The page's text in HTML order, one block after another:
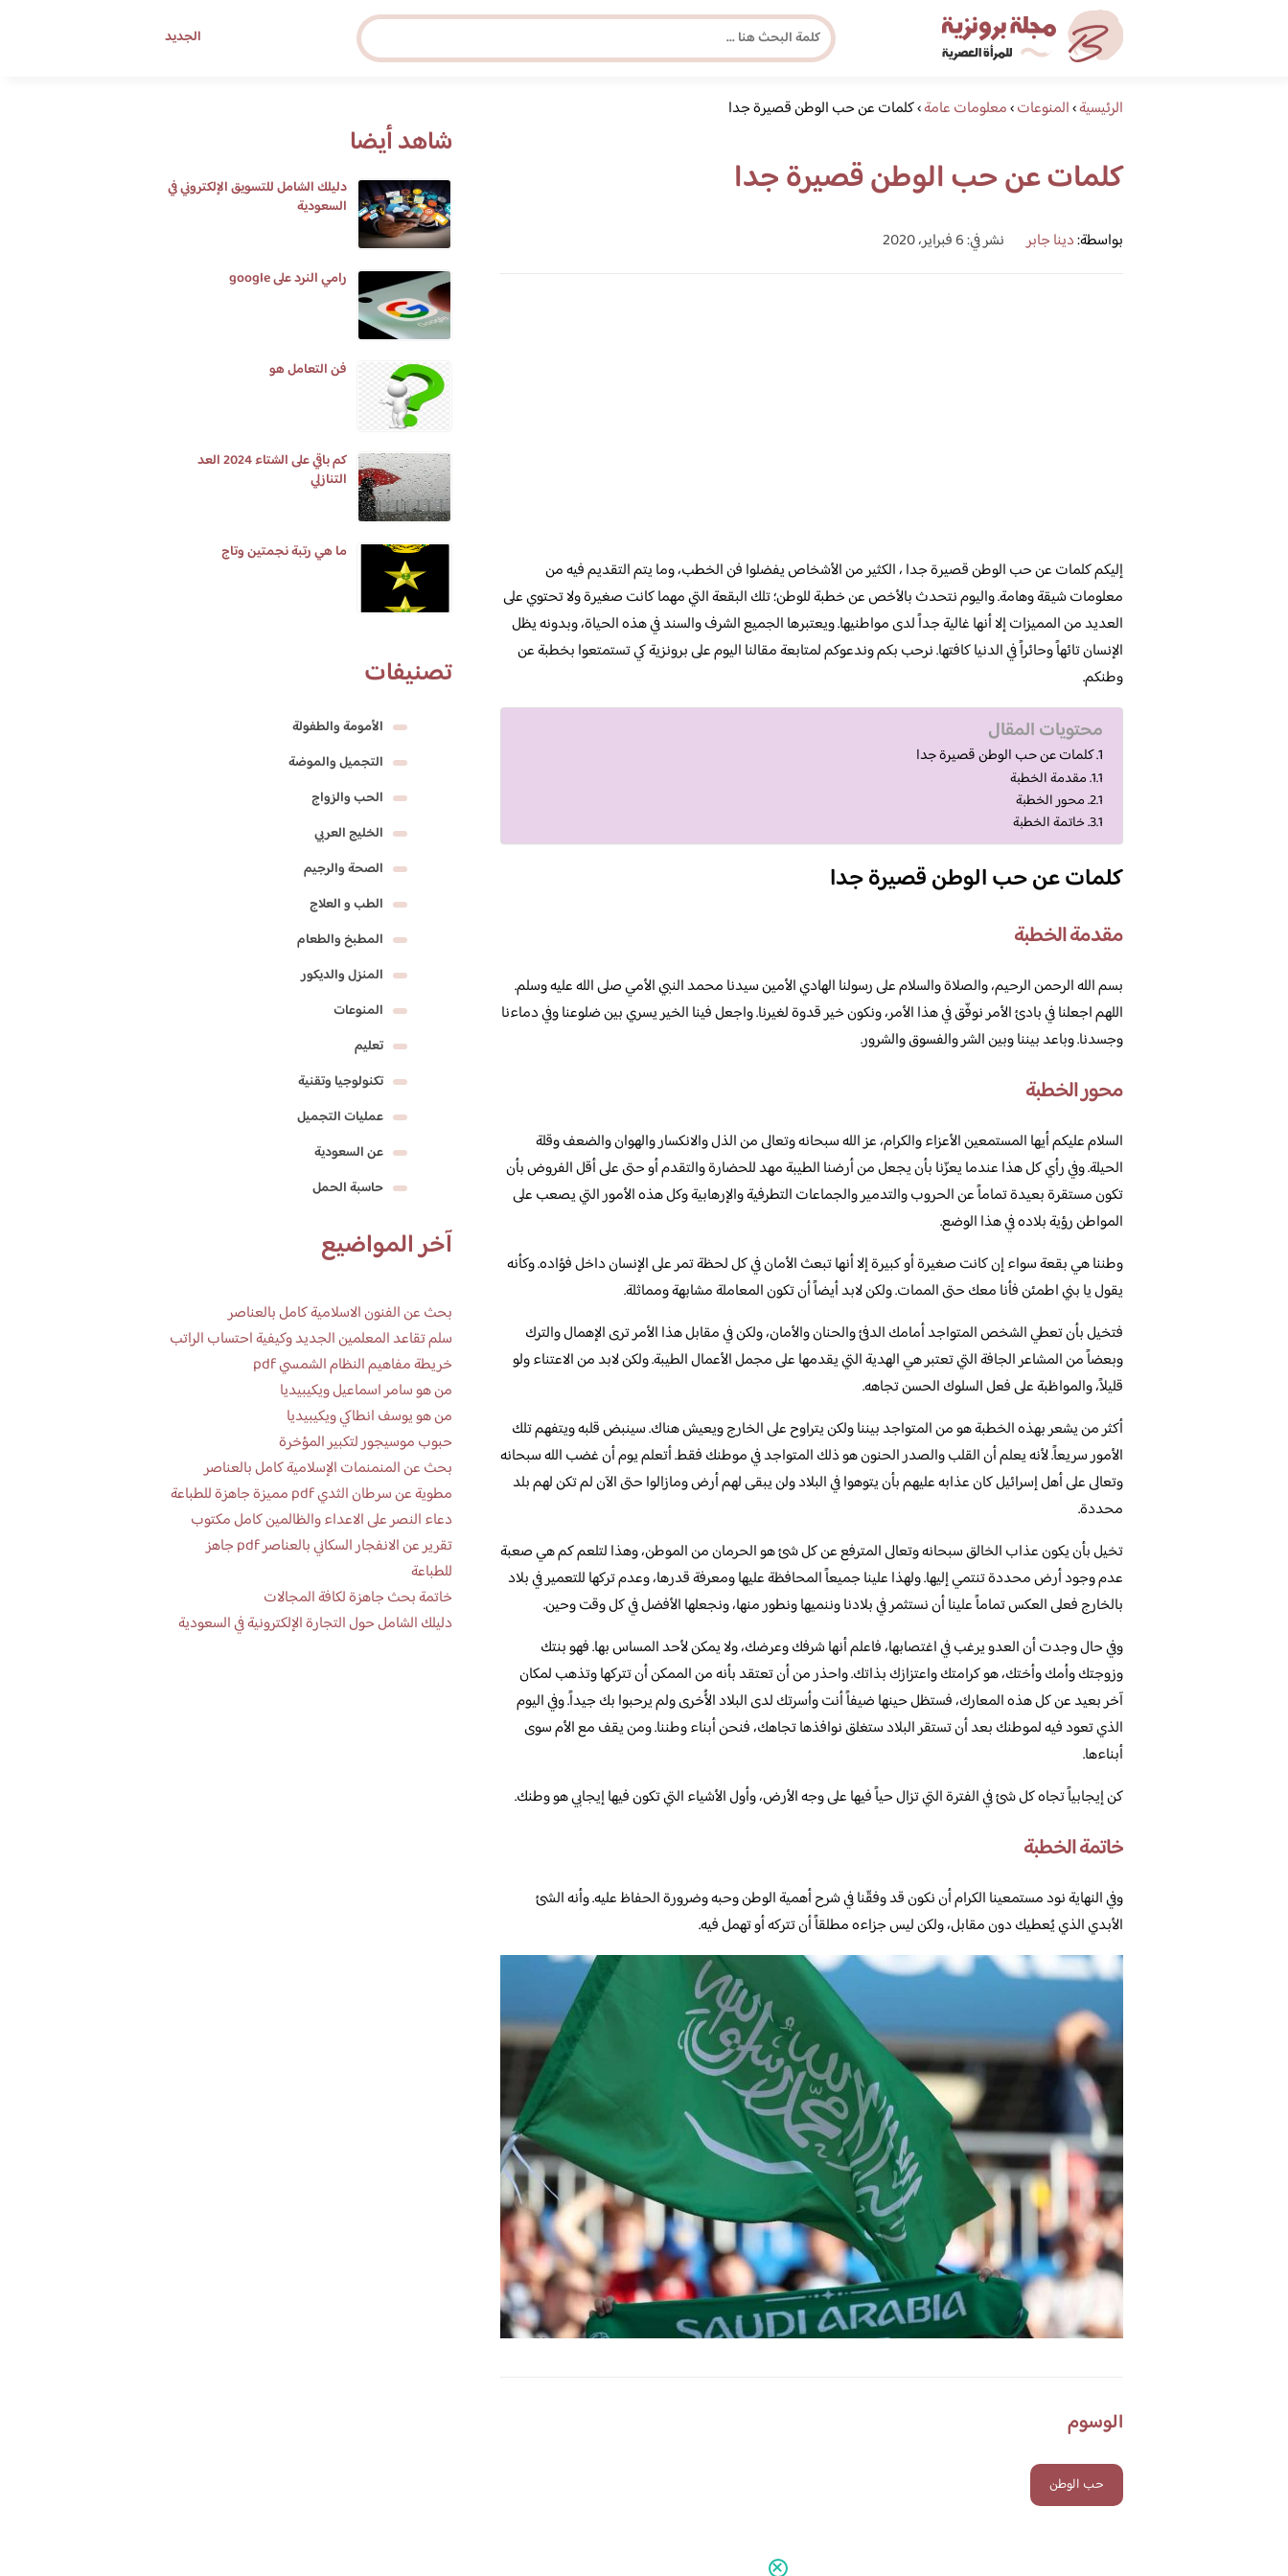
الجديد
مجلة برونزية للفتاة العصرية الرئيسية›المنوعات›معلومات عامة›كلمات عن حب الوطن قصيرة جدا
كلمات عن حب الوطن قصيرة جدا
بواسطة:دينا جابر نشر في: 6 فبراير، 2020
إليكم كلمات عن حب الوطن قصيرة جدا ، الكثير من الأشخاص يفضلوا فن الخطب، وما يتم التقديم فيه من
معلومات شيقة وهامة. واليوم نتحدث بالأخص عن خطبة للوطن؛ تلك البقعة التي مهما كانت صغيرة ولا تحتوي على
العديد من المميزات إلا أنها غالية جداً لدى مواطنيها. ويعتبرها الجميع الشرف والسند في هذه الحياة، وبدونه يظل
الإنسان تائهاً وحائراً في الدنيا كافتها. نرحب بكم وندعوكم لمتابعة مقالنا اليوم على برونزية كي تستمتعوا بخطبة عن
وطنكم.
محتويات المقال
كلمات عن حب الوطن قصيرة جدا
مقدمة الخطبة
محور الخطبة
خاتمة الخطبة
كلمات عن حب الوطن قصيرة جدا
مقدمة الخطبة
بسم الله الرحمن الرحيم، والصلاة والسلام على رسولنا الهادي الأمين سيدنا محمد النبي الأمي صلى الله عليه وسلم.
اللهم اجعلنا في بادئ الأمر نوفّق في هذا الأمر، ونكون خير قدوة لغيرنا. واجعل فينا الخير يسري بين ضلوعنا وفي دماءنا
وجسدنا. وباعد بيننا وبين الشر والفسوق والشرور.
محور الخطبة
السلام عليكم أيها المستمعين الأعزاء والكرام، عز الله سبحانه وتعالى من الذل والانكسار والهوان والضعف وقلة
الحيلة. وفي رأي كل هذا عندما يعزّنا بأن يجعل من أرضنا الطيبة مهد للحضارة والتقدم أو حتى على أقل الفروض بأن
تكون مستقرة بعيدة تماماً عن الحروب والتدمير والجماعات التطرفية والإرهابية وكل هذه الأمور التي يصعب على
المواطن رؤية بلاده في هذا الوضع.
وطننا هي بقعة سواء إن كانت صغيرة أو كبيرة إلا أنها تبعث الأمان في كل لحظة تمر على الإنسان داخل فؤاده. وكأنه
يقول يا بني اطمئن فأنا معك حتى الممات. ولكن لابد أيضاً أن تكون المعاملة مشابهة ومماثلة.
فتخيل بأن تعطي الشخص المتواجد أمامك الدفئ والحنان والأمان، ولكن في مقابل هذا الأمر ترى الإهمال والترك
وبعضاً من المشاعر الجافة التي تعتبر هي الهدية التي يقدمها على مجمل الأعمال الطيبة. ولكن لابد من الاعتناء ولو
قليلاً، والمواظبة على فعل السلوك الحسن تجاهه.
أكثر من يشعر بهذه الخطبة هو من المتواجد بيننا ولكن يتراوح على الخارج ويعيش هناك. سينبض قلبه ويتفهم تلك
الأمور سريعاً. لأنه يعلم أن القلب والصدر الحنون هو ذلك المتواجد في موطنك فقط. أتعلم يوم أن غضب الله سبحانه
وتعالى على أهل إسرائيل كان عذابه عليهم بأن يتوهوا في البلاد ولن يبقى لهم أرض ومازالوا حتى الآن لم تكن لهم بلد
محددة.
تخيل بأن يكون عذاب الخالق سبحانه وتعالى المترفع عن كل شئ هو الحرمان من الموطن، وهذا لتلعم كم هي صعبة
عدم وجود أرض محددة تنتمي إليها. ولهذا علينا جميعاً المحافظة عليها ومعرفة قدرها، وعدم تركها للتعمير في بلاد
بالخارج فعلى العكس تماماً علينا أن نستثمر في بلادنا وننميها ونطور منها، ونجعلها الأفضل في كل وقت وحين.
وفي حال وجدت أن العدو يرغب في اغتصابها، فاعلم أنها شرفك وعرضك، ولا يمكن لأحد المساس بها. فهو بنتك
وزوجتك وأمك وأختك، هو كرامتك واعتزازك بذاتك. واحذر من أن تعتقد بأنه من الممكن أن تتركها وتذهب لمكان
آخر بعيد عن كل هذه المعارك، فستظل حينها ضيفاً أنت وأسرتك لدى البلاد الأُخرى ولم يرحبوا بك جيداً. وفي اليوم
الذي تعود فيه لموطنك بعد أن تستقر البلاد ستغلق نوافذها تجاهك، فنحن أبناء وطننا. ومن يقف مع الأم سوى
أبناءها.
كن إيجابياً تجاه كل شئ في الفترة التي تزال حياً فيها على وجه الأرض، وأول الأشياء التي تكون فيها إيجابي هو وطنك.
خاتمة الخطبة
وفي النهاية نود مستمعينا الكرام أن نكون قد وفقّنا في شرح أهمية الوطن وحبه وضرورة الحفاظ عليه. وأنه الشئ
الأبدي الذي يُعطيك دون مقابل، ولكن ليس جزاءه مطلقاً أن تتركه أو تهمل فيه.
الوسوم
حب الوطن
شاهد أيضا
دليلك الشامل للتسويق الإلكتروني في
السعودية
رامي النرد على google
فن التعامل هو
كم باقي على الشتاء 2024 العد
التنازلي
ما هي رتبة نجمتين وتاج
تصنيفات
الأمومة والطفولة
التجميل والموضة
الحب والزواج
الخليج العربي
الصحة والرجيم
الطب و العلاج
المطبخ والطعام
المنزل والديكور
المنوعات
تعليم
تكنولوجيا وتقنية
عمليات التجميل
عن السعودية
حاسبة الحمل
آخر المواضيع
بحث عن الفنون الاسلامية كامل بالعناصر
سلم تقاعد المعلمين الجديد وكيفية احتساب الراتب
خريطة مفاهيم النظام الشمسي pdf
من هو سامر اسماعيل ويكيبيديا
من هو يوسف انطاكي ويكيبيديا
حبوب موسيجور لتكبير المؤخرة
بحث عن المنمنمات الإسلامية كامل بالعناصر
مطوية عن سرطان الثدي pdf مميزة جاهزة للطباعة
دعاء النصر على الاعداء والظالمين كامل مكتوب
تقرير عن الانفجار السكاني بالعناصر pdf جاهز
للطباعة
خاتمة بحث جاهزة لكافة المجالات
دليلك الشامل حول التجارة الإلكترونية في السعودية